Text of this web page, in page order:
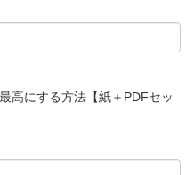
高にする方法【紙＋PDFセッ